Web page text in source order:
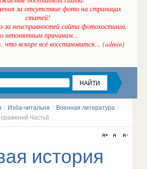
за отсутствие фото на страницах
статей!
за неисправностей сайта фотохостинга,
непонятным причинам...
что вскоре всё восстановится... (admin)
/ Изба-читальня / Военная литература /
Часть6
история